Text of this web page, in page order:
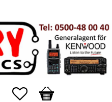
Favorites
Basket